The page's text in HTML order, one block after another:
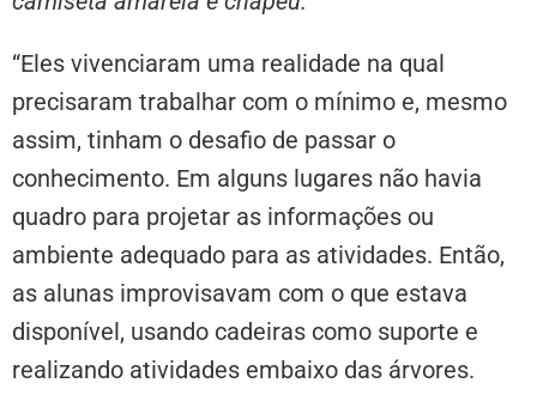
“Eles vivenciaram uma realidade na qual
precisaram trabalhar com o mínimo e, mesmo
assim, tinham o desafio de passar o
conhecimento. Em alguns lugares não havia
quadro para projetar as informações ou
ambiente adequado para as atividades. Então,
as alunas improvisavam com o que estava
disponível, usando cadeiras como suporte e
realizando atividades embaixo das árvores.